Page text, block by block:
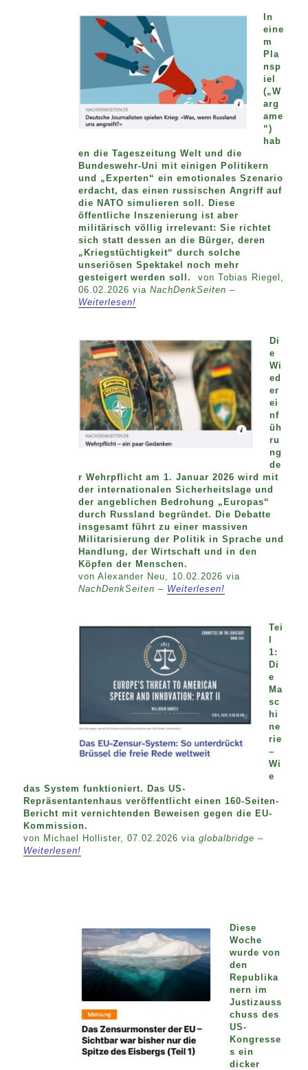
In
eine
m
Pla
nsp
iel
(„W
arg
ame
“)
hab
en die Tageszeitung Welt und die
Bundeswehr-Uni mit einigen Politikern
und „Experten“ ein emotionales Szenario
erdacht, das einen russischen Angriff auf
die NATO simulieren soll. Diese
öffentliche Inszenierung ist aber
militärisch völlig irrelevant: Sie richtet
sich statt dessen an die Bürger, deren
„Kriegstüchtigkeit“ durch solche
unseriösen Spektakel noch mehr
gesteigert werden soll.von Tobias Riegel,
06.02.2026 via NachDenkSeiten –
Weiterlesen!
Di
e
Wi
ed
er
ei
nf
üh
ru
ng
de
r Wehrpflicht am 1. Januar 2026 wird mit
der internationalen Sicherheitslage und
der angeblichen Bedrohung „Europas“
durch Russland begründet. Die Debatte
insgesamt führt zu einer massiven
Militarisierung der Politik in Sprache und
Handlung, der Wirtschaft und in den
Köpfen der Menschen.
von Alexander Neu, 10.02.2026 via
NachDenkSeiten – Weiterlesen!
Tei
1:
Di
e
Ma
sc
hi
ne
rie
–
Wi
e
das System funktioniert. Das US-
Repräsentantenhaus veröffentlicht einen 160-Seiten-
Bericht mit vernichtenden Beweisen gegen die EU-
Kommission.
von Michael Hollister, 07.02.2026 viaglobalbridge –
Weiterlesen!
Diese
Woche
wurde von
den
Republika
nern im
Justizauss
chuss des
US-
Kongresse
s ein
dicker